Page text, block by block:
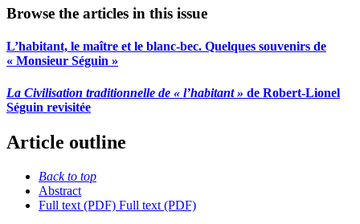
Browse the articles in this issue
L’habitant, le maître et le blanc-bec. Quelques souvenirs de
« Monsieur Séguin »
La Civilisation traditionnelle de « l’habitant » de Robert-Lionel
Séguin revisitée
Article outline
Back to top
Abstract
Full text (PDF) Full text (PDF)